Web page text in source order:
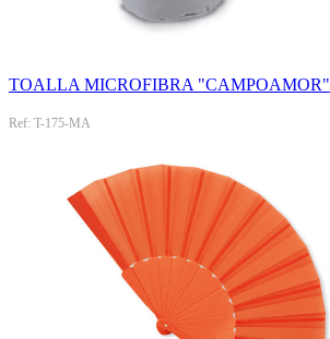
TOALLA MICROFIBRA "CAMPOAMOR"
Ref: T-175-MA